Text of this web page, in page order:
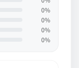
0%
0%
0%
0%